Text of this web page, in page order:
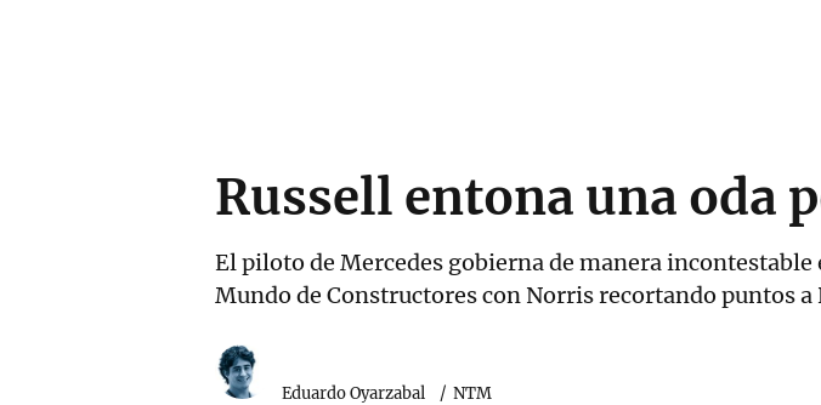
Russell entona una oda
El piloto de Mercedes gobierna de manera
Mundo de Constructores con Norris recortando puntos
Eduardo Oyarzabal NTM